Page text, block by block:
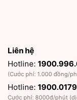
Liên hệ
Hotline:
(Cước phí: 1.000 đồng/
Hotline: 1900.0179
Cước phí: 8000đ/phút